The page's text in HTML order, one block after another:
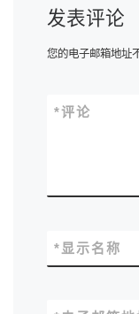
发表评论
您的电子邮箱地址
评论
*
显示名称
*